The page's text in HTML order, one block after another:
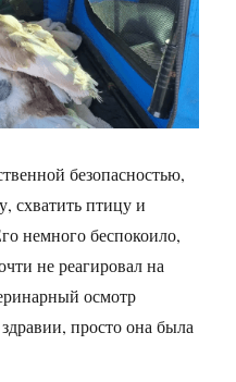
безопасностью,
схватить птицу и
немного беспокоило,
не реагировал на
осмотр
просто она была